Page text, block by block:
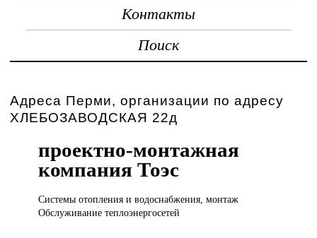
Контакты
Поиск
Адреса Перми, организации по адресу
ХЛЕБОЗАВОДСКАЯ 22д
проектно-монтажная
компания Тоэс
Системы отопленияи водоснабжения, монтаж
Обслуживание теплоэнергосетей